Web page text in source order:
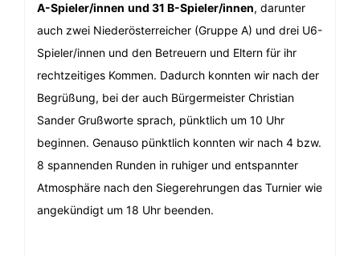
A-Spieler/innen und 31 B-Spieler/innen, darunter
auch zwei Niederösterreicher (Gruppe A) und drei U6-
Spieler/innen und den Betreuern und Eltern für ihr
rechtzeitiges Kommen. Dadurch konnten wir nach der
Begrüßung, bei der auch Bürgermeister Christian
Sander Grußworte sprach, pünktlich um 10 Uhr
beginnen. Genauso pünktlich konnten wir nach 4 bzw.
8 spannenden Runden in ruhiger und entspannter
Atmosphäre nach den Siegerehrungen das Turnier wie
angekündigt um 18 Uhr beenden.